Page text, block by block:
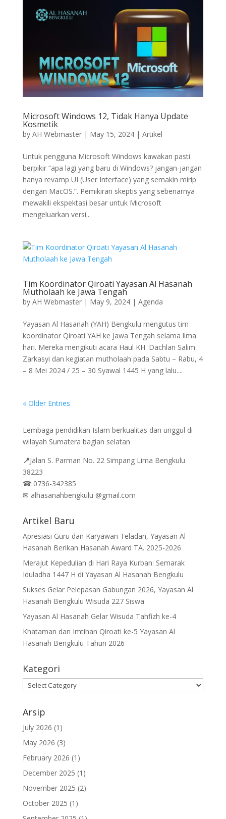
Microsoft Windows 12, Tidak Hanya Update
Kosmetik
by AH Webmaster| May 15, 2024| Artikel
Untuk pengguna Microsoft Windows kawakan pasti
berpikir “apa lagi yang baru di Windows? jangan-jangan
hanya revamp UI (User Interface) yang semakin mirip
dengan MacOS.”. Pemikiran skeptis yang sebenarnya
mewakili ekspektasi besar untuk Microsoft
mengeluarkan versi...
Tim Koordinator Qiroati Yayasan Al Hasanah
Mutholaah ke Jawa Tengah
by AH Webmaster| May 9, 2024| Agenda
Yayasan Al Hasanah (YAH) Bengkulu mengutus tim
koordinator Qiroati YAH ke Jawa Tengah selama lima
hari. Mereka mengikuti acara Haul KH. Dachlan Salim
Zarkasyi dan kegiatan mutholaah pada Sabtu – Rabu, 4
– 8 Mei 2024 / 25 – 30 Syawal 1445 H yang lalu....
« Older Entries
Lembaga pendidikan Islam berkualitas dan unggul di
wilayah Sumatera bagian selatan
📍Jalan S. Parman No. 22 Simpang Lima Bengkulu
38223
☎0736-342385
✉ alhasanahbengkulu @gmail.com
Artikel Baru
Apresiasi Guru dan Karyawan Teladan, Yayasan Al
Hasanah Berikan Hasanah Award TA. 2025-2026
Merajut Kepedulian di Hari Raya Kurban: Semarak
Iduladha 1447 H di Yayasan Al Hasanah Bengkulu
Sukses Gelar Pelepasan Gabungan 2026, Yayasan Al
Hasanah Bengkulu Wisuda 227 Siswa
Yayasan Al Hasanah Gelar Wisuda Tahfizh ke-4
Khataman dan Imtihan Qiroati ke-5 Yayasan Al
Hasanah Bengkulu Tahun 2026
Kategori
Kategori
Arsip
July 2026 (1)
May 2026 (3)
February 2026 (1)
December 2025 (1)
November 2025 (2)
October 2025 (1)